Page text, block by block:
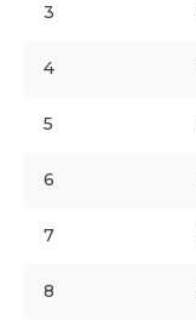
3
4
5
6
7
8